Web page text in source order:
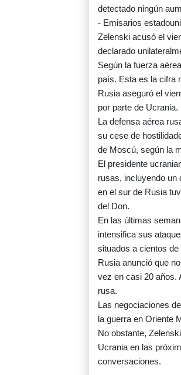
detectado ningún
- Emisarios
Zelenski acusó el
declarado
Según la fuerza
país. Esta es la cifra
Rusia aseguró el
por parte de Ucrania.
La defensa aérea
su cese de
de Moscú, según la
El presidente
rusas, incluyendo un
en el sur de Rusia
del Don.
En las últimas
intensifica sus
situados a cientos
Rusia anunció que
vez en casi 20 años.
rusa.
Las negociaciones
la guerra en Oriente
No obstante,
Ucrania en las
conversaciones.